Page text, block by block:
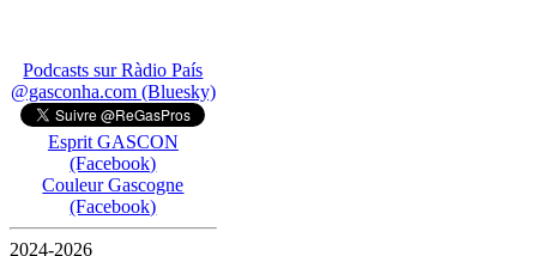
Podcasts sur Ràdio País
@gasconha.com (Bluesky)
Esprit GASCON
(Facebook)
Couleur Gascogne
(Facebook)
2024-2026